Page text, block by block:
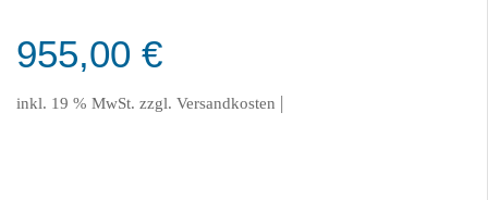
955,00 €
inkl. 19 % MwSt. zzgl. Versandkosten |